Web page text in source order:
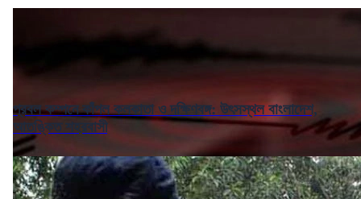
প্রবল কম্পনে কাঁপল কলকাতা ও দক্ষিণবঙ্গ: উৎসস্থল বাংলাদেশ,
আতঙ্কিত শহরবাসী